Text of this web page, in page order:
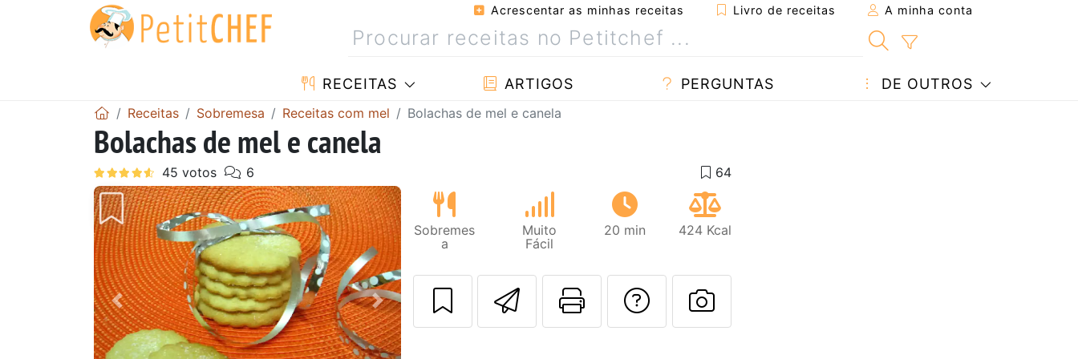
Acrescentar as minhas receitas Livro de receitas A minha conta
RECEITAS ARTIGOS PERGUNTAS DE OUTROS
Receitas Sobremesa Receitas com mel Bolachas de mel e canela
Bolachas de mel e canela
Anterior Next
Sobremes
a
Muito
Fácil
20 min 424 Kcal
Enviar esta receita a um amigo
Imprima esta página
Falar com o autor da receita
Fez esta receita? Compartilhe